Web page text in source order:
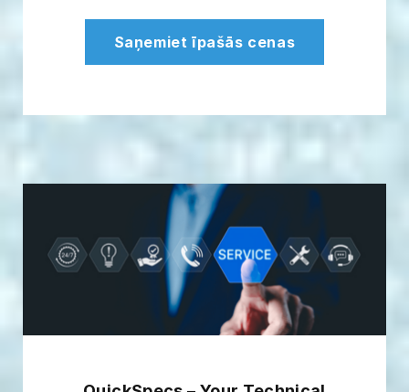
Saņemiet īpašās cenas